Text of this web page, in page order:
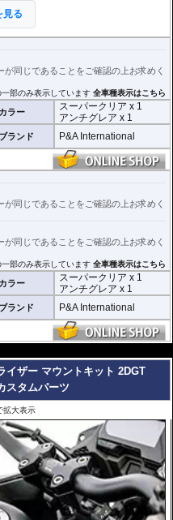
ーターパネルプロテクションフィル
要な傷や汚れからメーターパネルを
ます。
、それぞれ目的に合わせたものをご
パークリア :耐摩耗性が非常に高く、
の高いフィルム。貼り付けてしまう
ターになじみ、フィルムの存在がほ
どわからなくなります。
グレア :
マット仕上げが施され、太
などによる反射を軽減。視認性の低下
ぎ、メーターを読み取りやすくしま
もちろん傷に対しても有効です。
ート、気泡の混入を防ぎ、きれいに
。
から２日ほどで自然に気泡が消える
した。
めることがありません。フィルム
見る
同じであることをご確認の上お求めく
一部のみ表示しています全車種表示はこちら
カラー
スーパークリア x 1
アンチグレア x 1
ブランド P&A International
同じであることをご確認の上お求めく
同じであることをご確認の上お求めく
一部のみ表示しています全車種表示はこちら
カラー
スーパークリア x 1
アンチグレア x 1
ブランド P&A International
イザー マウントキット 2DGT
スタムパーツ
拡大表示